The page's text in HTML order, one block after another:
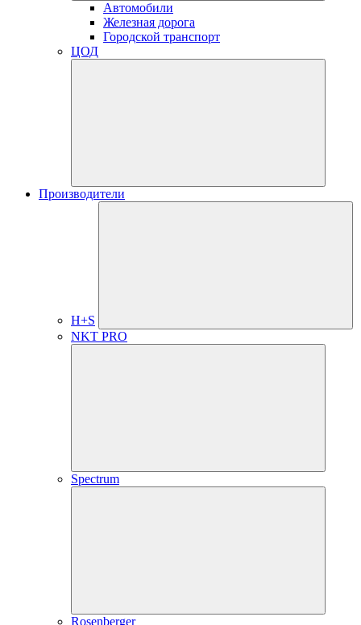
Автомобили
Железная дорога
Городской транспорт
ЦОД
Производители
H+S
NKT PRO
Spectrum
Rosenberger